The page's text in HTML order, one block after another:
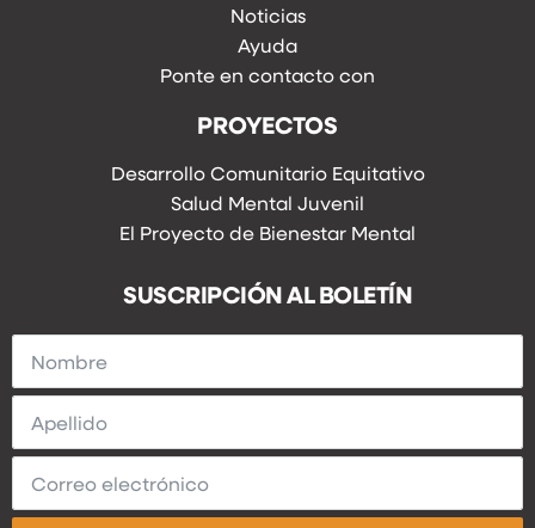
Noticias
Ayuda
Ponte en contacto con
PROYECTOS
Desarrollo Comunitario Equitativo
Salud Mental Juvenil
El Proyecto de Bienestar Mental
SUSCRIPCIÓN AL BOLETÍN